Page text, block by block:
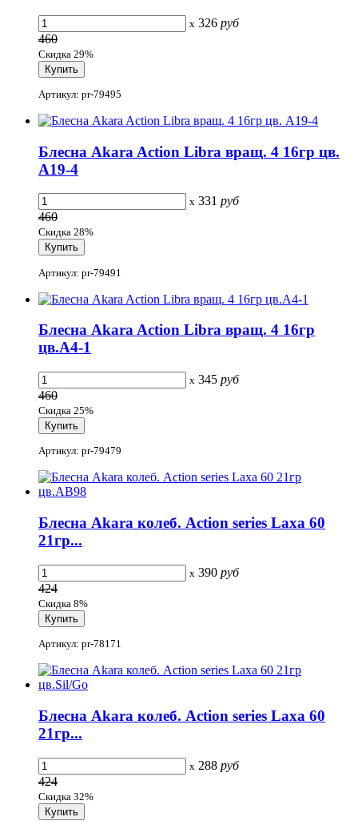
x 326 руб
460
Скидка 29%
Артикул: pr-79495
Блесна Akara Action Libra вращ. 4 16гр цв.
A19-4
x 331 руб
460
Скидка 28%
Артикул: pr-79491
Блесна Akara Action Libra вращ. 4 16гр
цв.A4-1
x 345 руб
460
Скидка 25%
Артикул: pr-79479
Блесна Akara колеб. Action series Laxa 60
21гр...
x 390 руб
424
Скидка 8%
Артикул: pr-78171
Блесна Akara колеб. Action series Laxa 60
21гр...
x 288 руб
424
Скидка 32%